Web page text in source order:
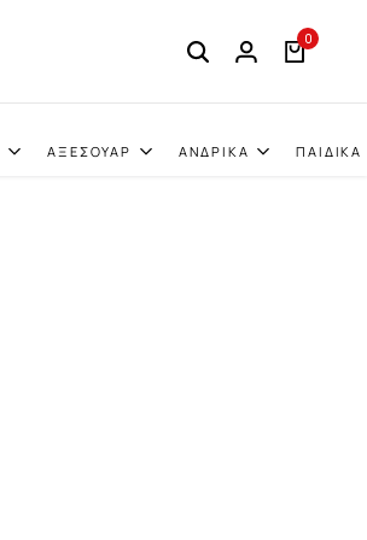
0
ΑΞΕΣΟΥΑΡ ΑΝΔΡΙΚΑ ΠΑΙΔΙΚΑ